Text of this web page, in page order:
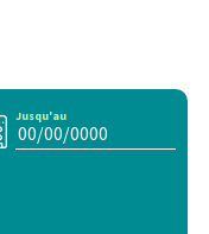
Jusqu'au